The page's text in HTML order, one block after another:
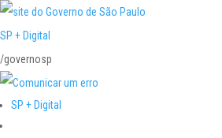
SP + Digital
/governosp
SP + Digital